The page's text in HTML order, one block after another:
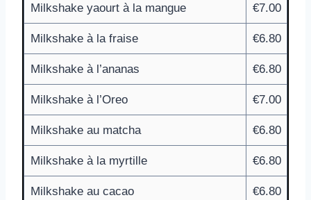
Milkshake yaourt à la mangue €7.00
Milkshake à la fraise €6.80
Milkshake à l’ananas €6.80
Milkshake à l’Oreo €7.00
Milkshake au matcha €6.80
Milkshake à la myrtille €6.80
Milkshake au cacao €6.80